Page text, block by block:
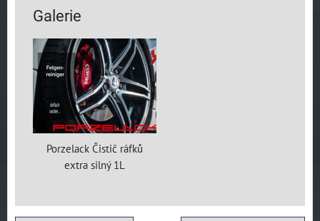
Galerie
Porzelack Čistič ráfků
extra silný 1L